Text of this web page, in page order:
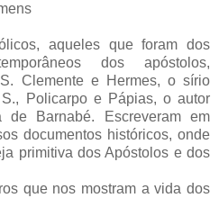
aqueles que foram dos
dos apóstolos,
Clemente e Hermes, o sírio
Policarpo e Pápias, o autor
de Barnabé. Escreveram em
documentos históricos, onde
primitiva dos Apóstolos e dos
que nos mostram a vida dos